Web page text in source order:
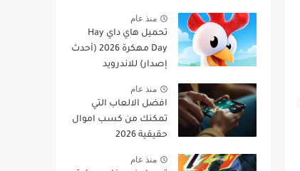
منذ عام
تحميل هاي داي Hay
Day مهكرة 2026 (أحدث
إصدار) للاندرويد
منذ عام
افضل الالعاب التي
تمكنك من كسب اموال
حقيقية 2026
منذ عام